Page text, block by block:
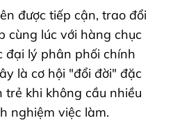
được tiếp cận, trao đổi
cùng lúc với hàng chục
đại lý phân phối chính
là cơ hội "đổi đời" đặc
khi không cầu nhiều
nghiệm việc làm.